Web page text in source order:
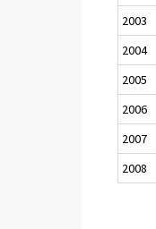
2003
2004
2005
2006
2007
2008